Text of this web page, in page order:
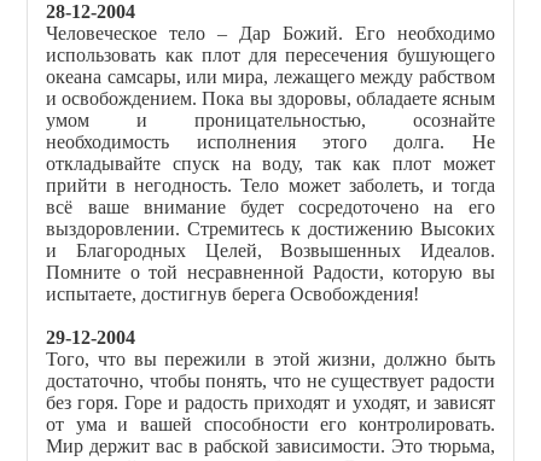
28-12-2004
Человеческое тело – Дар Божий. Его необходимо
использовать как плот для пересечения бушующего
океана самсары, или мира, лежащего между рабством
и освобождением. Пока вы здоровы, обладаете ясным
умом и проницательностью, осознайте
необходимость исполнения этого долга. Не
откладывайте спуск на воду, так как плот может
прийти в негодность. Тело может заболеть, и тогда
всё ваше внимание будет сосредоточено на его
выздоровлении. Стремитесь к достижению Высоких
и Благородных Целей, Возвышенных Идеалов.
Помните о той несравненной Радости, которую вы
испытаете, достигнув берега Освобождения!
29-12-2004
Того, что вы пережили в этой жизни, должно быть
достаточно, чтобы понять, что не существует радости
без горя. Горе и радость приходят и уходят, и зависят
от ума и вашей способности его контролировать.
Мир держит вас в рабской зависимости. Это тюрьма,